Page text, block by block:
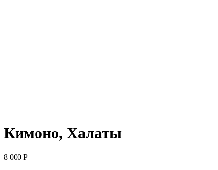
Кимоно, Халаты
8 000 Р